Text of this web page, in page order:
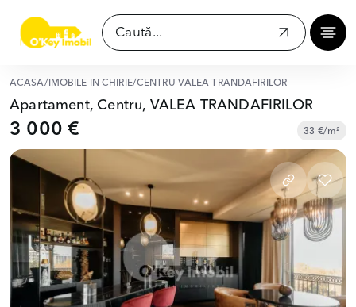
ACASĂ/ IMOBILE ÎN CHIRIE/CENTRU VALEA TRANDAFIRILOR
Apartament, Centru, VALEA TRANDAFIRILOR
3 000 € 33 €/m²